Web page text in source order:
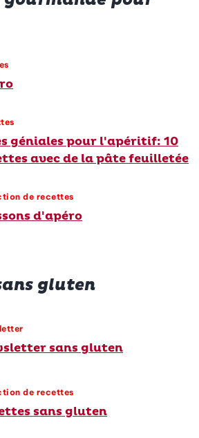
géniales pour l'apéritif: 10
avec de la pâte feuilletée
de recettes
d'apéro
gluten
sans gluten
de recettes
sans gluten